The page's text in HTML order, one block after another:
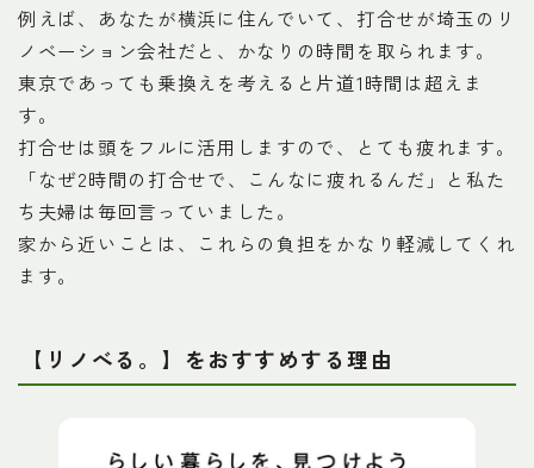
例えば、あなたが横浜に住んでいて、打合せが埼玉のリ
ノベーション会社だと、かなりの時間を取られます。
東京であっても乗換えを考えると片道1時間は超えま
す。
打合せは頭をフルに活用しますので、とても疲れます。
「なぜ2時間の打合せで、こんなに疲れるんだ」と私た
ち夫婦は毎回言っていました。
家から近いことは、これらの負担をかなり軽減してくれ
ます。
【 リノべる。】をおすすめする理由